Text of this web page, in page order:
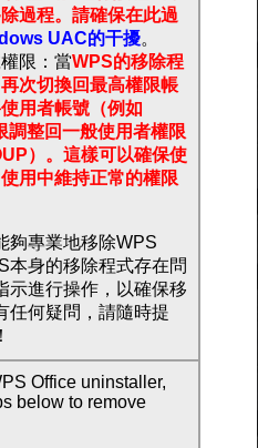
過程。請確保在此過
UAC的干擾。
限：當WPS的移除程
次切換回最高權限帳
用者帳號（例如
調整回一般使用者權限
）。這樣可以確保使
用中維持正常的權限
夠專業地移除WPS
本身的移除程式存在問
示進行操作，以確保移
任何疑問，請隨時提
Office uninstaller,
below to remove